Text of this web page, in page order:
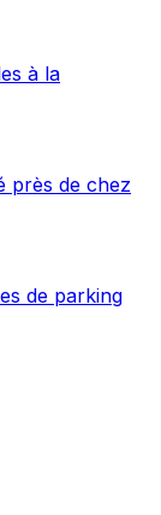
à la
près de chez
de parking